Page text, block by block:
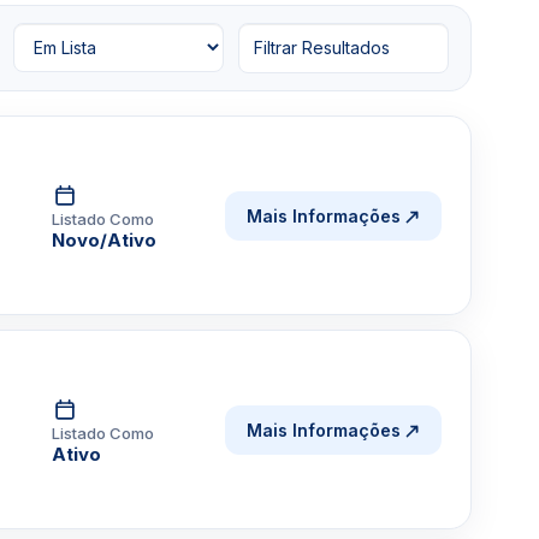
Filtrar Resultados
Listado Como
Novo/Ativo
Mais Informações
Listado Como
Ativo
Mais Informações